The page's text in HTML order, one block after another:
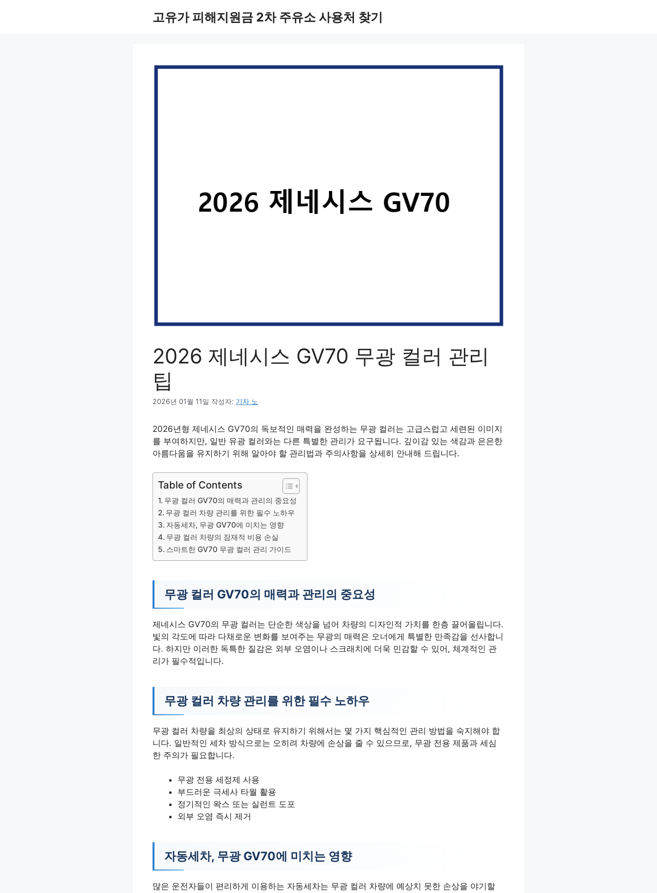
고유가 피해지원금 2차 주유소 사용처 찾기
2026 제네시스 GV70 무광 컬러 관리
팁
2026년 01월 11일 작성자: 기자 노
2026년형 제네시스 GV70의 독보적인 매력을 완성하는 무광 컬러는 고급스럽고 세련된 이미지
를 부여하지만, 일반 유광 컬러와는 다른 특별한 관리가 요구됩니다. 깊이감 있는 색감과 은은한
아름다움을 유지하기 위해 알아야 할 관리법과 주의사항을 상세히 안내해 드립니다.
Table of Contents
무광 컬러 GV70의 매력과 관리의 중요성
무광 컬러 차량 관리를 위한 필수 노하우
자동세차, 무광 GV70에 미치는 영향
무광 컬러 차량의 잠재적 비용 손실
스마트한 GV70 무광 컬러 관리 가이드
무광 컬러 GV70의 매력과 관리의 중요성
제네시스 GV70의 무광 컬러는 단순한 색상을 넘어 차량의 디자인적 가치를 한층 끌어올립니다.
빛의 각도에 따라 다채로운 변화를 보여주는 무광의 매력은 오너에게 특별한 만족감을 선사합니
다. 하지만 이러한 독특한 질감은 외부 오염이나 스크래치에 더욱 민감할 수 있어, 체계적인 관
리가 필수적입니다.
무광 컬러 차량 관리를 위한 필수 노하우
무광 컬러 차량을 최상의 상태로 유지하기 위해서는 몇 가지 핵심적인 관리 방법을 숙지해야 합
니다. 일반적인 세차 방식으로는 오히려 차량에 손상을 줄 수 있으므로, 무광 전용 제품과 세심
한 주의가 필요합니다.
무광 전용 세정제 사용
부드러운 극세사 타월 활용
정기적인 왁스 또는 실런트 도포
외부 오염 즉시 제거
자동세차, 무광 GV70에 미치는 영향
많은 운전자들이 편리하게 이용하는 자동세차는 무광 컬러 차량에 예상치 못한 손상을 야기할